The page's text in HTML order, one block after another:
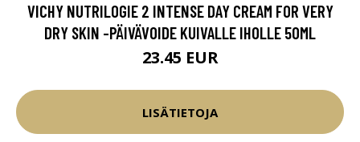
VICHY NUTRILOGIE 2 INTENSE DAY CREAM FOR VERY
DRY SKIN -PÄIVÄVOIDE KUIVALLE IHOLLE 50ML
23.45 EUR
LISÄTIETOJA